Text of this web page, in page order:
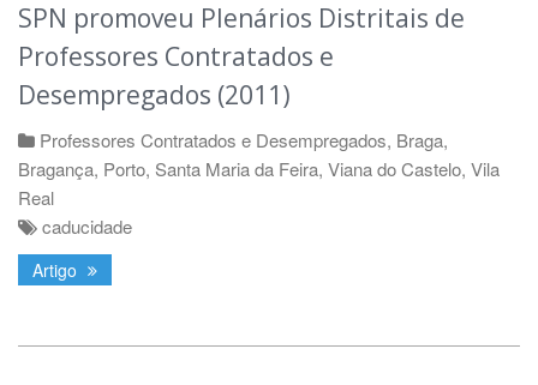
SPN promoveu Plenários Distritais de
Professores Contratados e
Desempregados (2011)
Professores Contratados e Desempregados, Braga,
Bragança, Porto, Santa Maria da Feira, Viana do Castelo, Vila
Real
caducidade
Artigo